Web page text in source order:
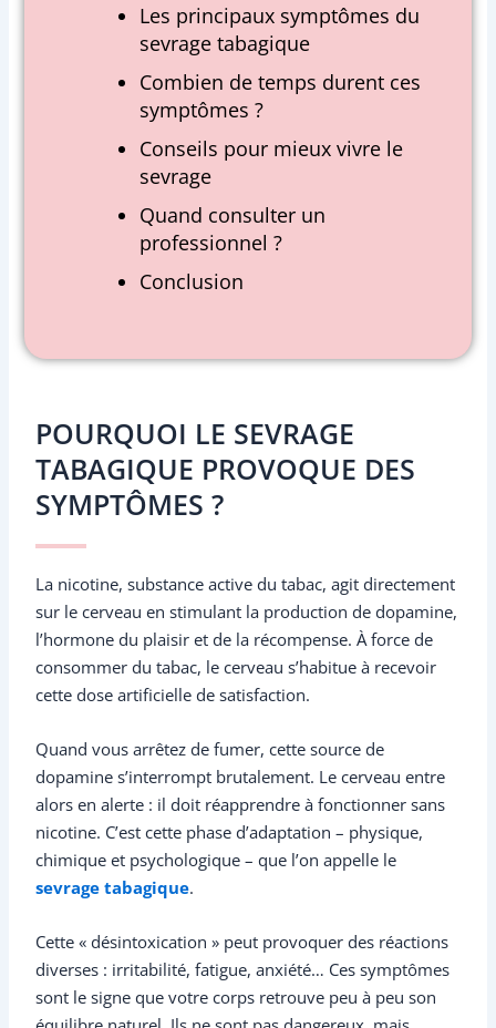
Les principaux symptômes du
sevrage tabagique
Combien de temps durent ces
symptômes ?
Conseils pour mieux vivre le
sevrage
Quand consulter un
professionnel ?
Conclusion
POURQUOI LE SEVRAGE
TABAGIQUE PROVOQUE DES
SYMPTÔMES ?
La nicotine, substance active du tabac, agit directement
sur le cerveau en stimulant la production de dopamine,
l’hormone du plaisir et de la récompense. À force de
consommer du tabac, le cerveau s’habitue à recevoir
cette dose artificielle de satisfaction.
Quand vous arrêtez de fumer, cette source de
dopamine s’interrompt brutalement. Le cerveau entre
alors en alerte : il doit réapprendre à fonctionner sans
nicotine. C’est cette phase d’adaptation – physique,
chimique et psychologique – que l’on appelle le
sevrage tabagique.
Cette « désintoxication » peut provoquer des réactions
diverses : irritabilité, fatigue, anxiété… Ces symptômes
sont le signe que votre corps retrouve peu à peu son